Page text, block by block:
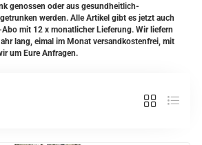
genossen oder aus gesundheitlich-
werden. Alle Artikel gibt es jetzt auch
mit 12 x monatlicher Lieferung. Wir liefern
lang, eimal im Monat versandkostenfrei, mit
um Eure Anfragen.